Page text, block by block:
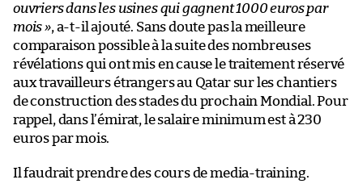
ouvriers dans les usines qui gagnent 1000 euros par
mois », a-t-il ajouté. Sans doute pas la meilleure
comparaison possible à la suite des nombreuses
révélations qui ont mis en cause le traitement réservé
aux travailleurs étrangers au Qatar sur les chantiers
de construction des stades du prochain Mondial. Pour
rappel, dans l’émirat, le salaire minimum est à 230
euros par mois.
Il faudrait prendre des cours de media-training.